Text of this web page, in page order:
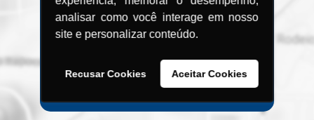
analisar como você interage em nosso
site e personalizar conteúdo.
Recusar Cookies Aceitar Cookies
Encontre a Assistência Técnica
mais próxima de você.